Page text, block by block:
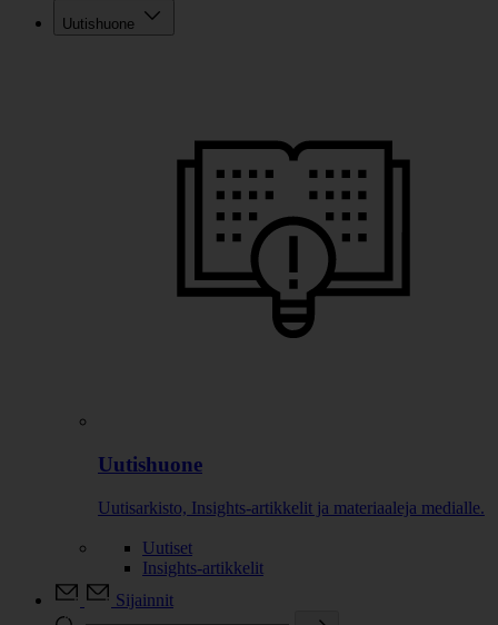
Uutishuone
Uutishuone
Uutisarkisto, Insights-artikkelit ja materiaaleja medialle.
Uutiset
Insights-artikkelit
Sijainnit